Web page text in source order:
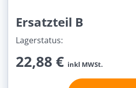
Ersatzteil B
Lagerstatus:
22,88 € inkl MWSt.